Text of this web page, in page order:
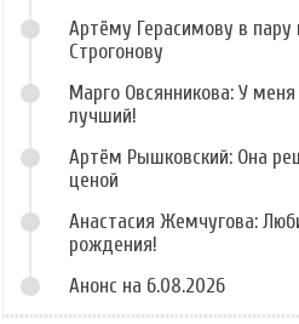
Артёму Герасимову в пару
Строгонову
Марго Овсянникова: У
лучший!
Артём Рышковский: Она
ценой
Анастасия Жемчугова:
рождения!
Анонс на 6.08.2026